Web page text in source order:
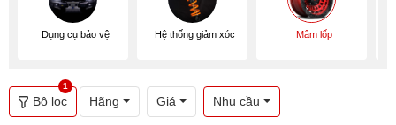
Dụng cụ bảo vệ Hệ thống giảm xóc Mâm lốp
Bộ lọc
1
Hãng Giá Nhu cầu